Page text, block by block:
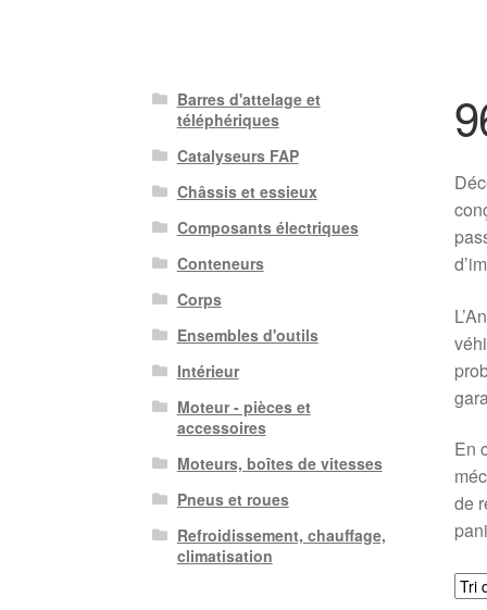
En
de
Barres d'attelage et
téléphériques
Catalyseurs FAP
Châssis et essieux
Composants électriques
Conteneurs
Corps
Ensembles d'outils
Intérieur
Moteur - pièces et
accessoires
Moteurs, boîtes de vitesses
Pneus et roues
Refroidissement, chauffage,
climatisation